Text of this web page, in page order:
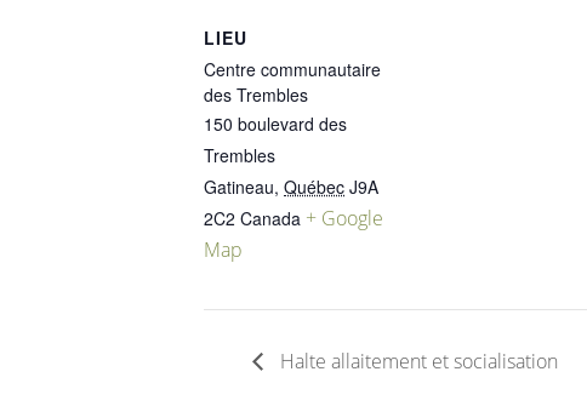
LIEU
Centre communautaire
des Trembles
150 boulevard des
Trembles
Gatineau, Québec J9A
2C2 Canada + Google
Map
Halte allaitement et socialisation